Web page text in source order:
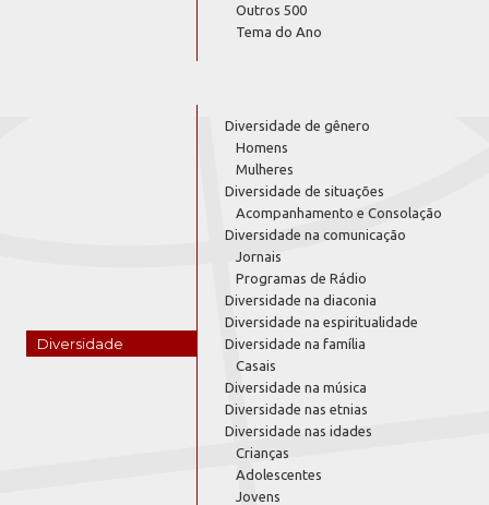
Outros 500
Tema do Ano
Diversidade
Diversidade de gênero
Homens
Mulheres
Diversidade de situações
Acompanhamento e Consolação
Diversidade na comunicação
Jornais
Programas de Rádio
Diversidade na diaconia
Diversidade na espiritualidade
Diversidade na família
Casais
Diversidade na música
Diversidade nas etnias
Diversidade nas idades
Crianças
Adolescentes
Jovens